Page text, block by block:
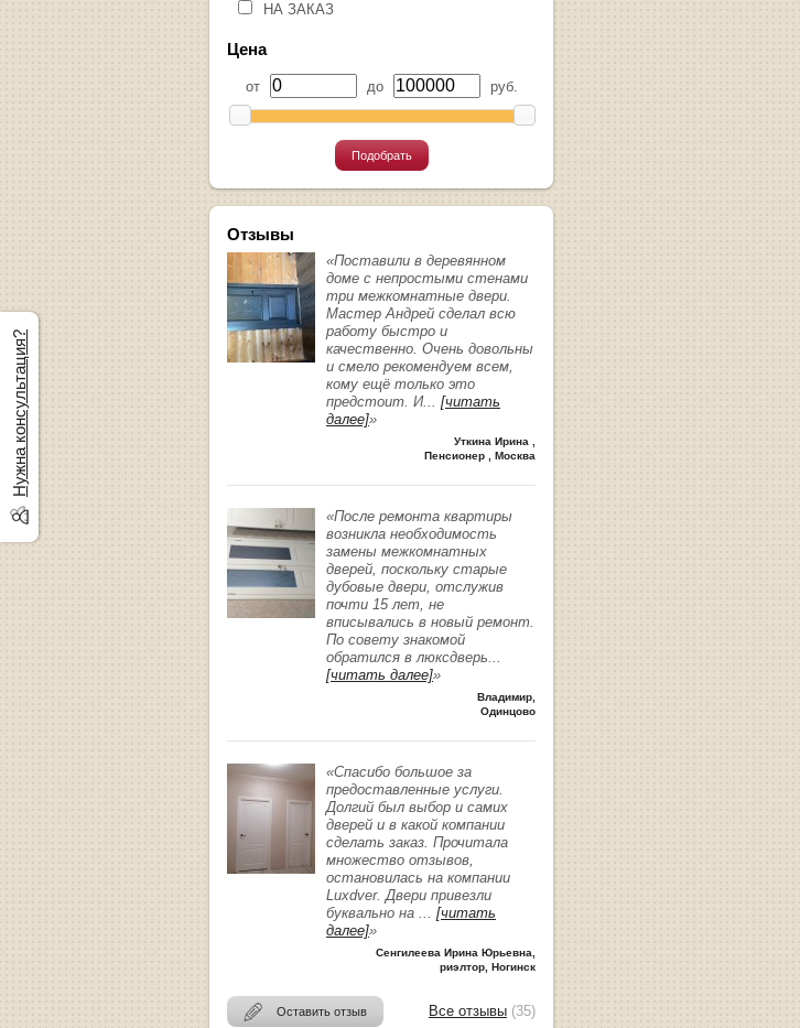
НА ЗАКАЗ
Цена
от до руб.
Подобрать
Отзывы
«Поставили в деревянном
доме с непростыми стенами
три межкомнатные двери.
Мастер Андрей сделал всю
работу быстро и
качественно. Очень довольны
и смело рекомендуем всем,
кому ещё только это
предстоит. И... [читать
далее]»
Уткина Ирина ,
Пенсионер , Москва
«После ремонта квартиры
возникла необходимость
замены межкомнатных
дверей, поскольку старые
дубовые двери, отслужив
почти 15 лет, не
вписывались в новый ремонт.
По совету знакомой
обратился в люксдверь...
[читать далее]»
Владимир,
Одинцово
«Спасибо большое за
предоставленные услуги.
Долгий был выбор и самих
дверей и в какой компании
сделать заказ. Прочитала
множество отзывов,
остановилась на компании
Luxdver. Двери привезли
буквально на ... [читать
далее]»
Сенгилеева Ирина Юрьевна,
риэлтор, Ногинск
Оставить отзыв Все отзывы (35)
Нужна консультация?